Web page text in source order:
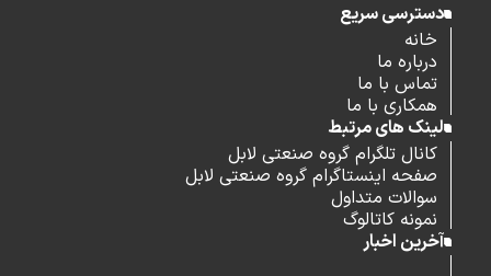
دسترسی سریع
خانه
درباره ما
تماس با ما
همکاری با ما
لینک های مرتبط
کانال تلگرام گروه صنعتی لابل
صفحه اینستاگرام گروه صنعتی لابل
سوالات متداول
نمونه کاتالوگ
آخرین اخبار